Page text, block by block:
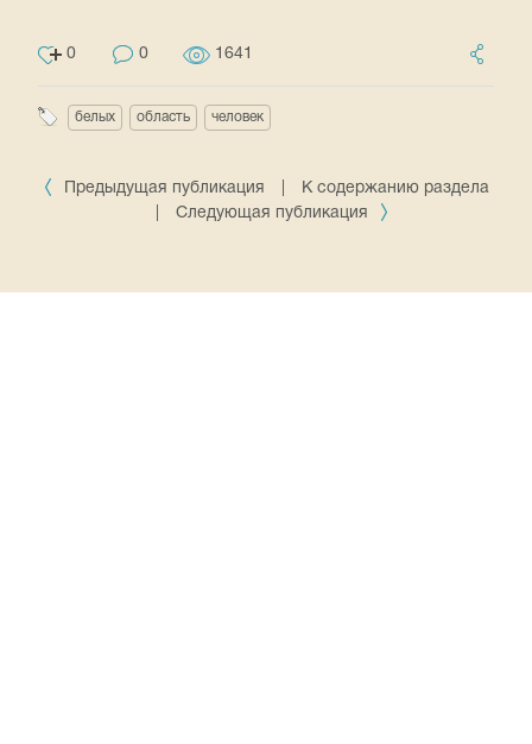
0 0 1641
белых область человек
Предыдущая публикация
К содержанию раздела
Следующая публикация